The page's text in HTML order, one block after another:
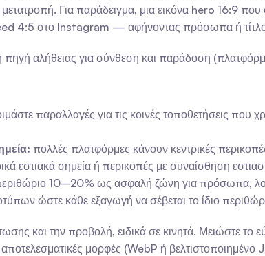
Για παράδειγμα, μια εικόνα hero 16:9
4:5 στο Instagram — αφήνοντας πρόσωπα ή
αλήθειας για σύνθεση και παράδοση
παραλλαγές για τις κοινές τοποθετήσεις
πολλές πλατφόρμες κάνουν κεντρικές
εστιακά σημεία ή περικοπές με συναίσθηση
10–20% ως ασφαλή ζώνη για πρόσωπα,
ώστε κάθε εξαγωγή να σέβεται το ίδιο
και την προβολή, ειδικά σε κινητά. Μειώστε το
αποτελεσματικές μορφές (WebP ή